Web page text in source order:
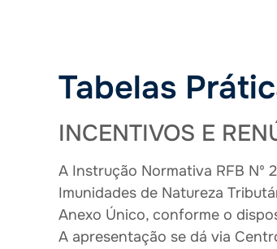
Tabelas
INCENTIVOS E
A Instrução Normativa RFB Nº
Imunidades de Natureza
Anexo Único, conforme o
A apresentação se dá via